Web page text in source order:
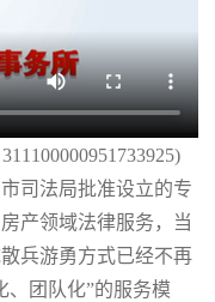
司法局批准设立的专
产领域法律服务，当
兵游勇方式已经不再
、团队化”的服务模